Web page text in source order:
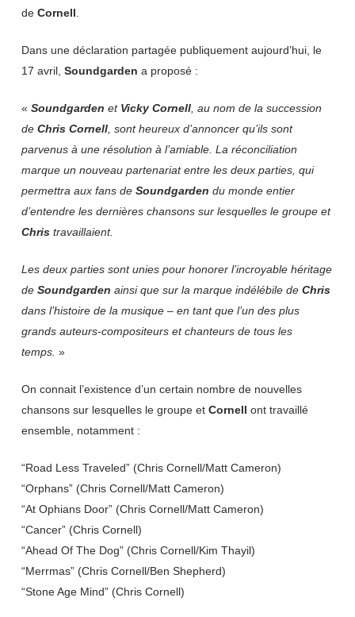
de Cornell
Dans une déclaration partagée publiquement aujourd’hui, le
17 avril, Soundgarden a proposé :
« Soundgarden et Vicky Cornell, au nom de la succession
de Chris Cornell, sont heureux d’annoncer qu’ils sont
parvenus à une résolution à l’amiable. La réconciliation
marque un nouveau partenariat entre les deux parties, qui
permettra aux fans de Soundgarden du monde entier
d’entendre les dernières chansons sur lesquelles le groupe et
Christravaillaient.
Les deux parties sont unies pour honorer l’incroyable héritage
de Soundgarden ainsi que sur la marque indélébile de Chris
dans l’histoire de la musique – en tant que l’un des plus
grands auteurs-compositeurs et chanteurs de tous les
temps. »
On connait l’existence d’un certain nombre de nouvelles
chansons sur lesquelles le groupe et Cornell ont travaillé
ensemble, notamment :
“Road Less Traveled” (Chris Cornell/Matt Cameron)
“Orphans” (Chris Cornell/Matt Cameron)
“At Ophians Door” (Chris Cornell/Matt Cameron)
“Cancer” (Chris Cornell)
“Ahead Of The Dog” (Chris Cornell/Kim Thayil)
“Merrmas” (Chris Cornell/Ben Shepherd)
“Stone Age Mind” (Chris Cornell)